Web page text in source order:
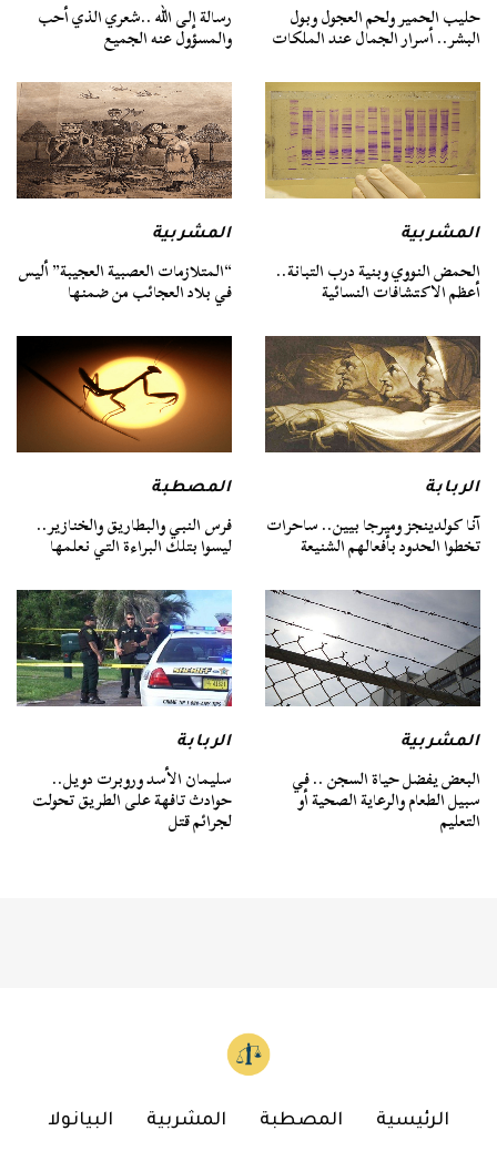
حليب الحمير ولحم العجول وبول
البشر.. أسرار الجمال عند الملكات
رسالة إلى الله ..شعري الذي أحب
والمسؤول عنه الجميع
المشربية
الحمض النووي وبنية درب التبانة..
أعظم الاكتشافات النسائية
المشربية
“المتلازمات العصبية العجيبة” أليس
في بلاد العجائب من ضمنها
الربابة
آنا كولدينجز وميرجا بيين.. ساحرات
تخطوا الحدود بأفعالهم الشنيعة
المصطبة
فرس النبي والبطاريق والخنازير..
ليسوا بتلك البراءة التي نعلمها
المشربية
البعض يفضل حياة السجن .. في
سبيل الطعام والرعاية الصحية أو
التعليم
الربابة
سليمان الأسد وروبرت دويل..
حوادث تافهة على الطريق تحولت
لجرائم قتل
الرئيسية المصطبة المشربية البيانولا